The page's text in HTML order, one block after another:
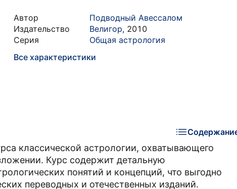
Автор
Подводный Авессалом
Издательство
Велигор, 2010
Серия
Общая астрология
Все характеристики
классической астрологии, охватывающего
Курс содержит детальную
понятий и концепций, что выгодно
переводных и отечественных изданий.